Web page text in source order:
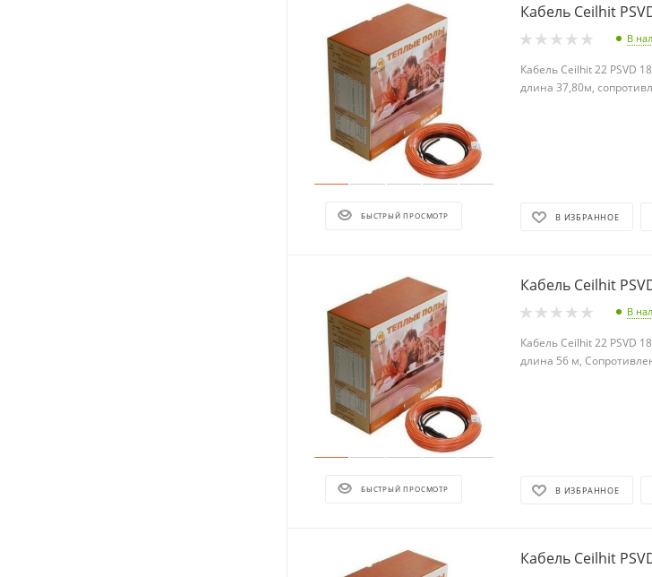
БЫСТРЫЙ ПРОСМОТР
В
Кабель Ceilhit 22 PSVD
длина 37,80м,
В ИЗБРАННОЕ
БЫСТРЫЙ ПРОСМОТР
В
Кабель Ceilhit 22 PSVD
длина 56 м,
В ИЗБРАННОЕ